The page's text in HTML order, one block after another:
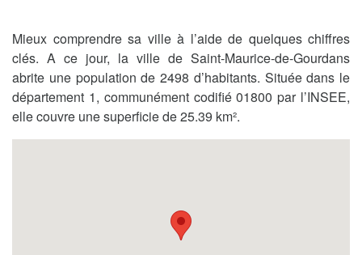
Mieux comprendre sa ville à l’aide de quelques chiffres
clés. A ce jour, la ville de Saint-Maurice-de-Gourdans
abrite une population de 2498 d’habitants. Située dans le
département 1, communément codifié 01800 par l’INSEE,
elle couvre une superficie de 25.39 km².